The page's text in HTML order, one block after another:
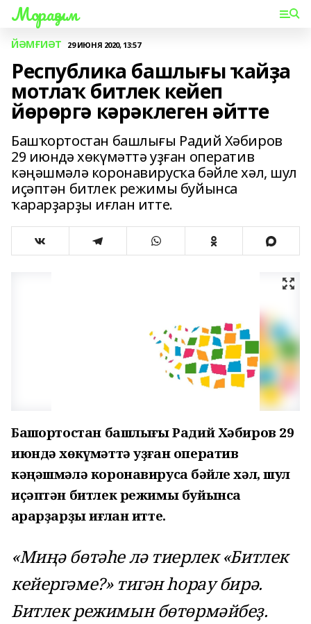
Мораҙым
ЙӘМҒИӘТ 29 ИЮНЯ 2020, 13:57
Республика башлығы ҡайҙа
мотлаҡ битлек кейеп
йөрөргә кәрәклеген әйтте
Башҡортостан башлығы Радий Хәбиров
29 июндә хөкүмәттә уҙған оператив
кәңәшмәлә коронавирусҡа бәйле хәл, шул
иҫәптән битлек режимы буйынса
ҡарарҙарҙы иғлан итте.
Башҡортостан башлығы Радий Хәбиров 29
июндә хөкүмәттә уҙған оператив
кәңәшмәлә коронавирусҡа бәйле хәл, шул
иҫәптән битлек режимы буйынса
ҡарарҙарҙы иғлан итте.
«Миңә бөтәһе лә тиерлек «Битлек
кейергәме?» тигән һорау бирә.
Битлек режимын бөтөрмәйбеҙ.